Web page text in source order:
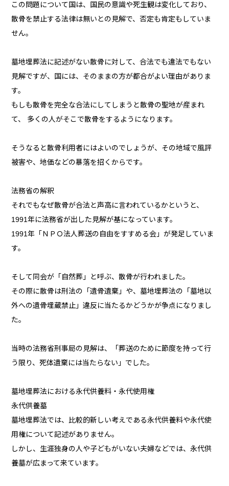
この問題について国は、国民の意識や死生観は変化しており、
散骨を禁止する法律は無いとの見解で、否定も肯定もしていま
せん。
墓地埋葬法に記述がない散骨に対して、合法でも違法でもない
見解ですが、国には、そのままの方が都合がよい理由がありま
す。
もしも散骨を完全な合法にしてしまうと散骨の聖地が産まれ
て、 多くの人がそこで散骨をするようになります。
そうなると散骨利用者にはよいのでしょうが、その地域で風評
被害や、地価などの暴落を招くからです。
法務省の解釈
それでもなぜ散骨が合法と声高に言われているかというと、
1991年に法務省が出した見解が基になっています。
1991年「ＮＰＯ法人葬送の自由をすすめる会」が発足していま
す。
そして同会が「自然葬」と呼ぶ、散骨が行われました。
その際に散骨は刑法の「遺骨遺棄」や、墓地埋葬法の「墓地以
外への遺骨埋蔵禁止」違反に当たるかどうかが争点になりまし
た。
当時の法務省刑事局の見解は、「葬送のために節度を持って行
う限り、死体遺棄には当たらない」でした。
墓地埋葬法における永代供養料・永代使用権
永代供養墓
墓地埋葬法では、比較的新しい考えである永代供養料や永代使
用権について記述がありません。
しかし、生涯独身の人や子どもがいない夫婦などでは、永代供
養墓が広まって来ています。